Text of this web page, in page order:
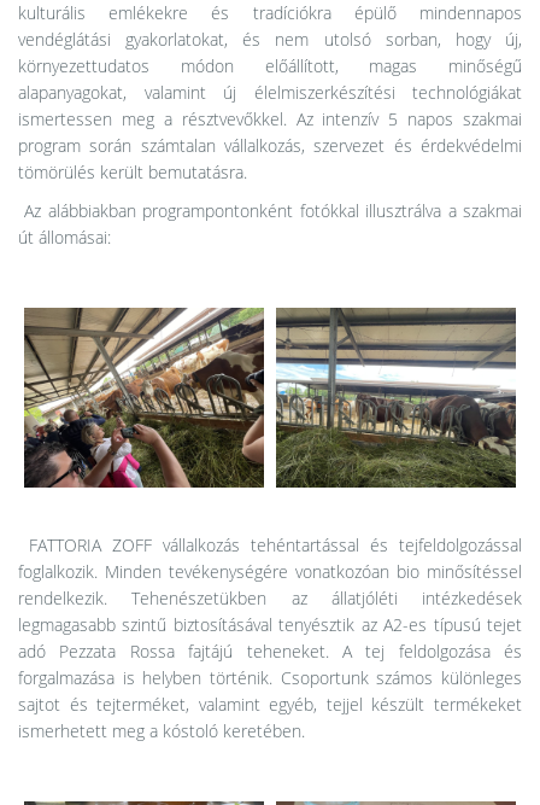
kulturális emlékekre és tradíciókra épülő mindennapos
vendéglátási gyakorlatokat, és nem utolsó sorban, hogy új,
környezettudatos módon előállított, magas minőségű
alapanyagokat, valamint új élelmiszerkészítési technológiákat
ismertessen meg a résztvevőkkel. Az intenzív 5 napos szakmai
program során számtalan vállalkozás, szervezet és érdekvédelmi
tömörülés került bemutatásra.
Az alábbiakban programpontonként fotókkal illusztrálva a szakmai
út állomásai:
FATTORIA ZOFF vállalkozás tehéntartással és tejfeldolgozással
foglalkozik. Minden tevékenységére vonatkozóan bio minősítéssel
rendelkezik. Tehenészetükben az állatjóléti intézkedések
legmagasabb szintű biztosításával tenyésztik az A2-es típusú tejet
adó Pezzata Rossa fajtájú teheneket. A tej feldolgozása és
forgalmazása is helyben történik. Csoportunk számos különleges
sajtot és tejterméket, valamint egyéb, tejjel készült termékeket
ismerhetett meg a kóstoló keretében.